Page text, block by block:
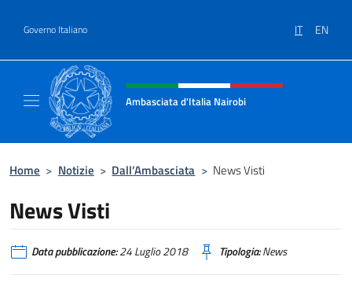
Governo Italiano IT EN
Intestazione sito, social e menù
Ambasciata d'Italia Nairobi
Home > Notizie > Dall’Ambasciata > News Visti
News Visti
Data pubblicazione:24 Luglio 2018 Tipologia:News